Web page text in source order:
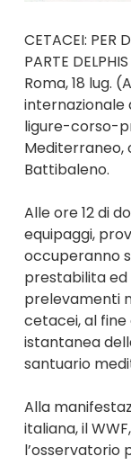
CETACEI: PER
PARTE
Roma, 18 lug.
internazionale
ligure-corso-
Mediterraneo,
Battibaleno.
Alle ore 12 di
equipaggi,
occuperanno
prestabilita
prelevamenti
cetacei, al
istantanea
santuario
Alla
italiana, il
l’osservatorio